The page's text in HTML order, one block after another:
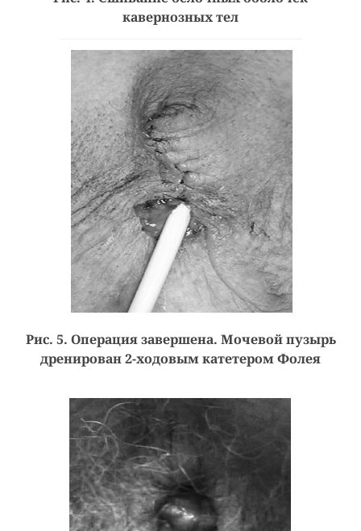
кавернозных тел
Рис. 5. Операция завершена. Мочевой пузырь
дренирован 2-ходовым катетером Фолея